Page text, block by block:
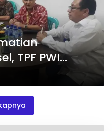
TPF PWI